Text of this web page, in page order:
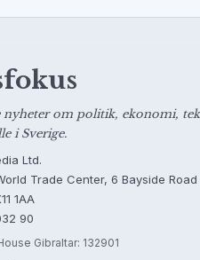
nyheter om politik, ekonomi,
i Sverige.
Ltd.
Trade Center, 6 Bayside Road
1AA
90
Gibraltar: 132901